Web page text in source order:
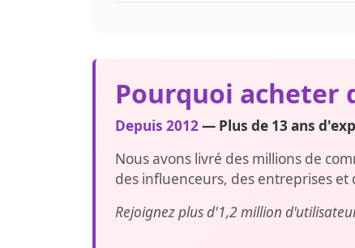
Pourquoi acheter
Depuis 2012— Plus de 13 ans
Nous avons livré des millions de
des influenceurs, des entreprises
Rejoignez plus d'1,2 million